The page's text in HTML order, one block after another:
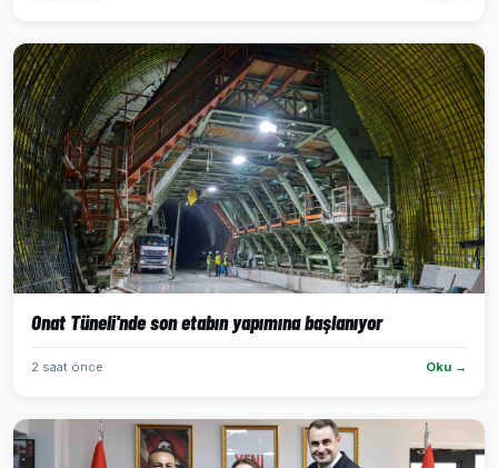
Onat Tüneli'nde son etabın yapımına başlanıyor
2 saat önce Oku →